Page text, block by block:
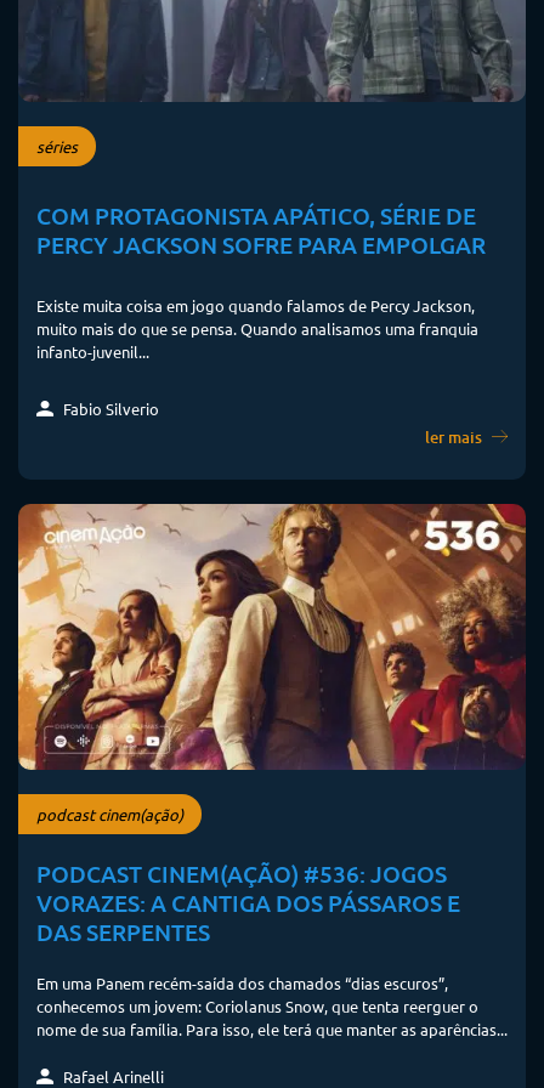
séries
COM PROTAGONISTA APÁTICO, SÉRIE DE
PERCY JACKSON SOFRE PARA EMPOLGAR
Existe muita coisa em jogo quando falamos de Percy Jackson,
muito mais do que se pensa. Quando analisamos uma franquia
infanto-juvenil...
Fabio Silverio
ler mais
podcast cinem(ação)
PODCAST CINEM(AÇÃO) #536: JOGOS
VORAZES: A CANTIGA DOS PÁSSAROS E
DAS SERPENTES
Em uma Panem recém-saída dos chamados “dias escuros”,
conhecemos um jovem: Coriolanus Snow, que tenta reerguer o
nome de sua família. Para isso, ele terá que manter as aparências...
Rafael Arinelli